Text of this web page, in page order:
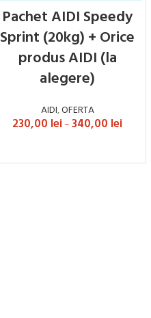
Pachet AIDI Speedy
Sprint (20kg) + Orice
produs AIDI (la
alegere)
AIDI,OFERTA
230,00 lei–340,00 lei